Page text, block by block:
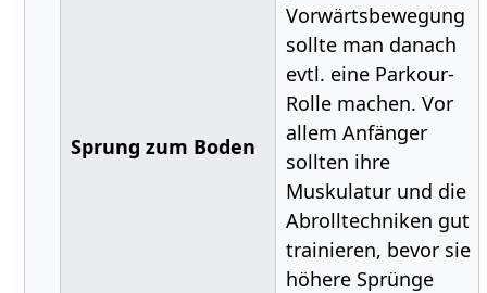
Sprung zum Boden
Vorwärtsbewegung
sollte man danach
evtl. eine Parkour-
Rolle machen. Vor
allem Anfänger
sollten ihre
Muskulatur und die
Abrolltechniken gut
trainieren, bevor sie
höhere Sprünge